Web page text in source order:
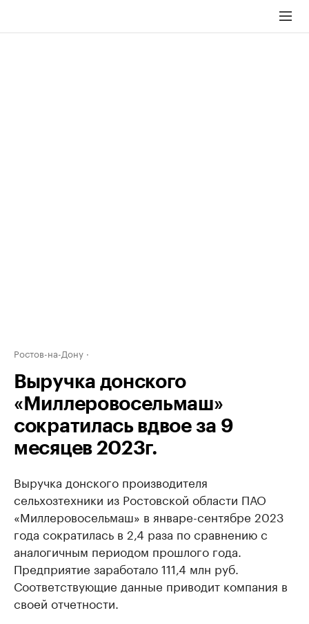
Ростов-на-Дону
Выручка донского
«Миллеровосельмаш»
сократилась вдвое за 9
месяцев 2023г.
Выручка донского производителя
сельхозтехники из Ростовской области ПАО
«Миллеровосельмаш» в январе-сентябре 2023
года сократилась в 2,4 раза по сравнению с
аналогичным периодом прошлого года.
Предприятие заработало 111,4 млн руб.
Соответствующие данные приводит компания в
своей отчетности.